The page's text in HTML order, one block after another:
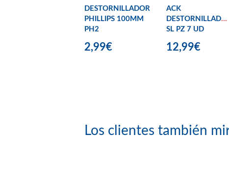
DESTORNILLADOR
PHILLIPS 100MM
PH2
2,99€
ACK
SL PZ 7 UD
12,99€
Los clientes también